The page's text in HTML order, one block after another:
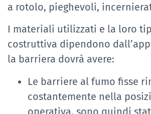
a rotolo, pieghevoli,
I materiali utilizzati e la loro
costruttiva dipendono
la barriera dovrà avere:
Le barriere al fumo fisse
costantemente nella
operativa, sono quindi